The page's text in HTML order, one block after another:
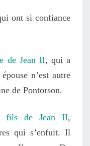
ont si confiance
de Jean II, qui a
n’est autre
de Pontorson.
fils de Jean II,
qui s’enfuit. Il